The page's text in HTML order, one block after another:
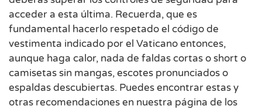
acceder a esta última. Recuerda, que es
fundamental hacerlo respetado el código de
vestimenta indicado por el Vaticano entonces,
aunque haga calor, nada de faldas cortas o short o
camisetas sin mangas, escotes pronunciados o
espaldas descubiertas. Puedes encontrar estas y
otras recomendaciones en nuestra página de los